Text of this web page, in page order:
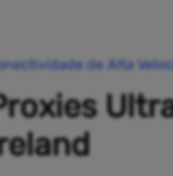
de Alta